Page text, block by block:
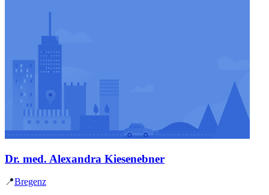
Dr. med. Alexandra Kiesenebner
📍Bregenz